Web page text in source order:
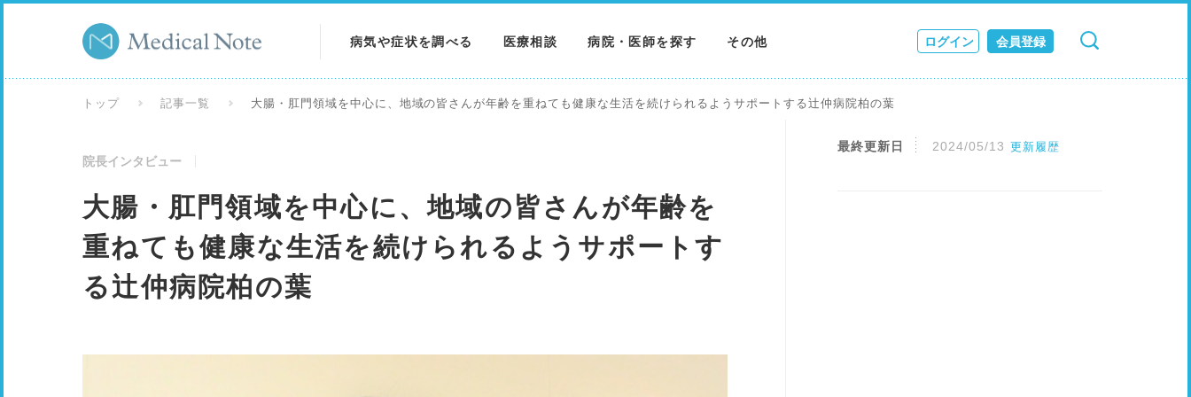
病気や症状を調べる 医療相談 病院・医師を探す その他 ログイン 会員登録
検索 キャンセル
トップ 記事一覧 大腸・肛門領域を中心に、地域の皆さんが年齢を重ねても健康な生活を続けられるようサポートする辻仲病院柏の葉
院長インタビュー
大腸・肛門領域を中心に、地域の皆さんが年齢を
重ねても健康な生活を続けられるようサポートす
る辻仲病院柏の葉
最終更新日 2024/05/13 更新履歴